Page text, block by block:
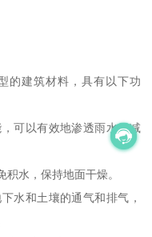
的建筑材料，具有以下功
可以有效地渗透雨水，减
水，保持地面干燥。
水和土壤的通气和排气，